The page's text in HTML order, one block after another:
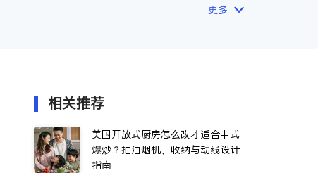
更多
相关推荐
美国开放式厨房怎么改才适合中式
爆炒？抽油烟机、收纳与动线设计
指南